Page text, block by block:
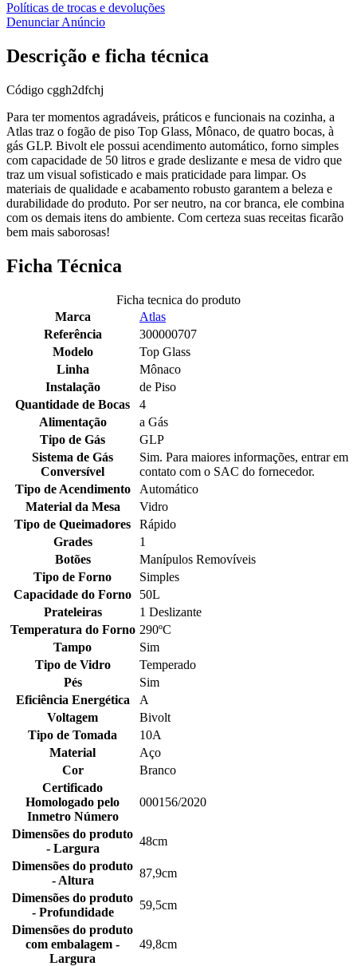
Políticas de trocas e devoluções
Denunciar Anúncio
Descrição e ficha técnica
Código cggh2dfchj
Para ter momentos agradáveis, práticos e funcionais na cozinha, a
Atlas traz o fogão de piso Top Glass, Mônaco, de quatro bocas, à
gás GLP. Bivolt ele possui acendimento automático, forno simples
com capacidade de 50 litros e grade deslizante e mesa de vidro que
traz um visual sofisticado e mais praticidade para limpar. Os
materiais de qualidade e acabamento robusto garantem a beleza e
durabilidade do produto. Por ser neutro, na cor branca, ele combina
com os demais itens do ambiente. Com certeza suas receitas ficarão
bem mais saborosas!
Ficha Técnica
Ficha tecnica do produto
Marca
Atlas
Referência
300000707
Modelo
Top Glass
Linha
Mônaco
Instalação
de Piso
Quantidade de Bocas
4
Alimentação
a Gás
Tipo de Gás
GLP
Sistema de Gás
Conversível
Sim. Para maiores informações, entrar em
contato com o SAC do fornecedor.
Tipo de Acendimento
Automático
Material da Mesa
Vidro
Tipo de Queimadores
Rápido
Grades
1
Botões
Manípulos Removíveis
Tipo de Forno
Simples
Capacidade do Forno
50L
Prateleiras
1 Deslizante
Temperatura do Forno 290ºC
Tampo
Sim
Tipo de Vidro
Temperado
Pés
Sim
Eficiência Energética
A
Voltagem
Bivolt
Tipo de Tomada
10A
Material
Aço
Cor
Branco
Certificado
Homologado pelo
Inmetro Número
000156/2020
Dimensões do produto
- Largura
48cm
Dimensões do produto
- Altura
87,9cm
Dimensões do produto
- Profundidade
59,5cm
Dimensões do produto
com embalagem -
Largura
49,8cm